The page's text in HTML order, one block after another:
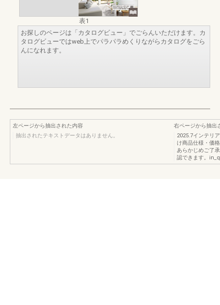
表1
お探しのページは「カタログビュー」でごらんいただけます。カ
タログビューではweb上でパラパラめくりながらカタログをごら
んになれます。
左ページから抽出された内容
抽出されたテキストデータはありません。
右ページから抽出
2025.7インテリ
け商品仕様・価
あらかじめご了
認できます。